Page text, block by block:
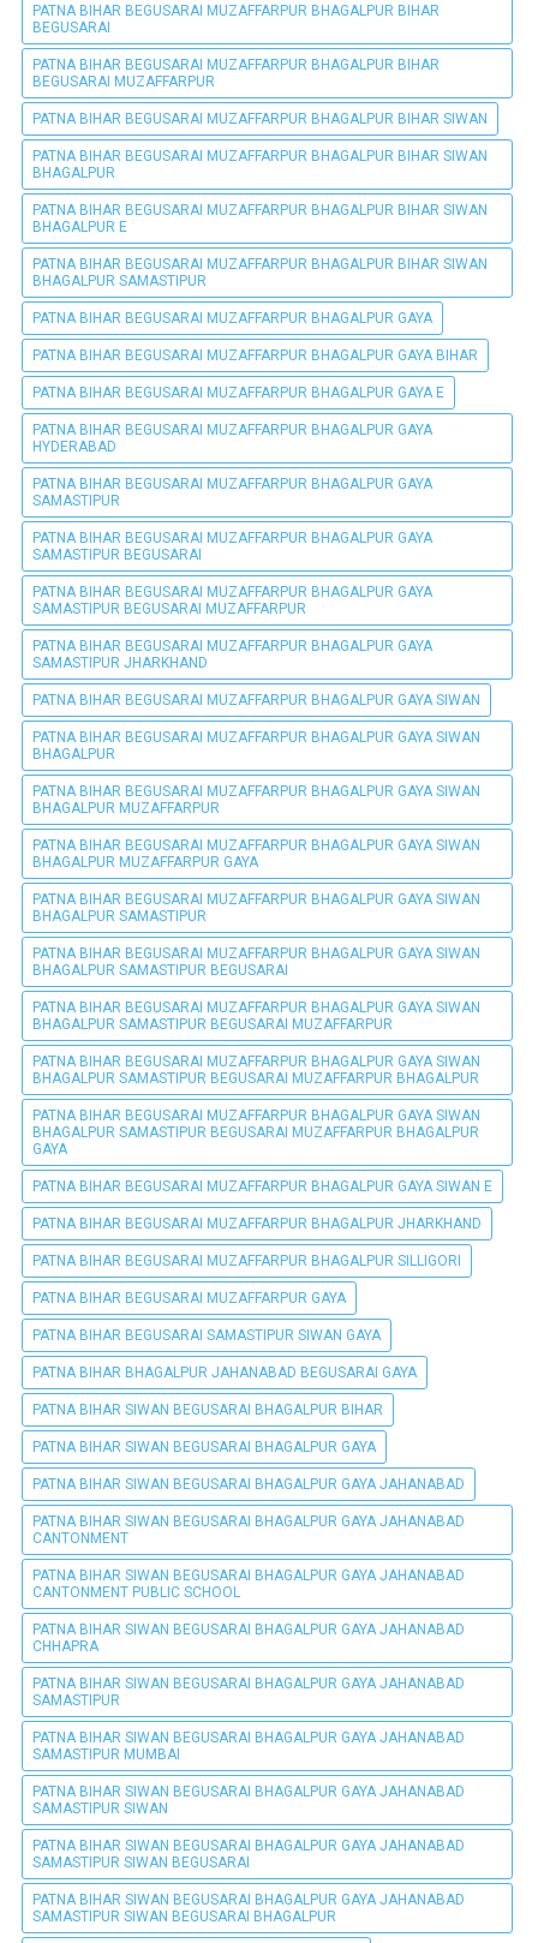
PATNA BIHAR BEGUSARAI MUZAFFARPUR BHAGALPUR BIHAR
BEGUSARAI
PATNA BIHAR BEGUSARAI MUZAFFARPUR BHAGALPUR BIHAR
BEGUSARAI MUZAFFARPUR
PATNA BIHAR BEGUSARAI MUZAFFARPUR BHAGALPUR BIHAR SIWAN
PATNA BIHAR BEGUSARAI MUZAFFARPUR BHAGALPUR BIHAR SIWAN
BHAGALPUR
PATNA BIHAR BEGUSARAI MUZAFFARPUR BHAGALPUR BIHAR SIWAN
BHAGALPUR E
PATNA BIHAR BEGUSARAI MUZAFFARPUR BHAGALPUR BIHAR SIWAN
BHAGALPUR SAMASTIPUR
PATNA BIHAR BEGUSARAI MUZAFFARPUR BHAGALPUR GAYA
PATNA BIHAR BEGUSARAI MUZAFFARPUR BHAGALPUR GAYA BIHAR
PATNA BIHAR BEGUSARAI MUZAFFARPUR BHAGALPUR GAYA E
PATNA BIHAR BEGUSARAI MUZAFFARPUR BHAGALPUR GAYA
HYDERABAD
PATNA BIHAR BEGUSARAI MUZAFFARPUR BHAGALPUR GAYA
SAMASTIPUR
PATNA BIHAR BEGUSARAI MUZAFFARPUR BHAGALPUR GAYA
SAMASTIPUR BEGUSARAI
PATNA BIHAR BEGUSARAI MUZAFFARPUR BHAGALPUR GAYA
SAMASTIPUR BEGUSARAI MUZAFFARPUR
PATNA BIHAR BEGUSARAI MUZAFFARPUR BHAGALPUR GAYA
SAMASTIPUR JHARKHAND
PATNA BIHAR BEGUSARAI MUZAFFARPUR BHAGALPUR GAYA SIWAN
PATNA BIHAR BEGUSARAI MUZAFFARPUR BHAGALPUR GAYA SIWAN
BHAGALPUR
PATNA BIHAR BEGUSARAI MUZAFFARPUR BHAGALPUR GAYA SIWAN
BHAGALPUR MUZAFFARPUR
PATNA BIHAR BEGUSARAI MUZAFFARPUR BHAGALPUR GAYA SIWAN
BHAGALPUR MUZAFFARPUR GAYA
PATNA BIHAR BEGUSARAI MUZAFFARPUR BHAGALPUR GAYA SIWAN
BHAGALPUR SAMASTIPUR
PATNA BIHAR BEGUSARAI MUZAFFARPUR BHAGALPUR GAYA SIWAN
BHAGALPUR SAMASTIPUR BEGUSARAI
PATNA BIHAR BEGUSARAI MUZAFFARPUR BHAGALPUR GAYA SIWAN
BHAGALPUR SAMASTIPUR BEGUSARAI MUZAFFARPUR
PATNA BIHAR BEGUSARAI MUZAFFARPUR BHAGALPUR GAYA SIWAN
BHAGALPUR SAMASTIPUR BEGUSARAI MUZAFFARPUR BHAGALPUR
PATNA BIHAR BEGUSARAI MUZAFFARPUR BHAGALPUR GAYA SIWAN
BHAGALPUR SAMASTIPUR BEGUSARAI MUZAFFARPUR BHAGALPUR
GAYA
PATNA BIHAR BEGUSARAI MUZAFFARPUR BHAGALPUR GAYA SIWAN E
PATNA BIHAR BEGUSARAI MUZAFFARPUR BHAGALPUR JHARKHAND
PATNA BIHAR BEGUSARAI MUZAFFARPUR BHAGALPUR SILLIGORI
PATNA BIHAR BEGUSARAI MUZAFFARPUR GAYA
PATNA BIHAR BEGUSARAI SAMASTIPUR SIWAN GAYA
PATNA BIHAR BHAGALPUR JAHANABAD BEGUSARAI GAYA
PATNA BIHAR SIWAN BEGUSARAI BHAGALPUR BIHAR
PATNA BIHAR SIWAN BEGUSARAI BHAGALPUR GAYA
PATNA BIHAR SIWAN BEGUSARAI BHAGALPUR GAYA JAHANABAD
PATNA BIHAR SIWAN BEGUSARAI BHAGALPUR GAYA JAHANABAD
CANTONMENT
PATNA BIHAR SIWAN BEGUSARAI BHAGALPUR GAYA JAHANABAD
CANTONMENT PUBLIC SCHOOL
PATNA BIHAR SIWAN BEGUSARAI BHAGALPUR GAYA JAHANABAD
CHHAPRA
PATNA BIHAR SIWAN BEGUSARAI BHAGALPUR GAYA JAHANABAD
SAMASTIPUR
PATNA BIHAR SIWAN BEGUSARAI BHAGALPUR GAYA JAHANABAD
SAMASTIPUR MUMBAI
PATNA BIHAR SIWAN BEGUSARAI BHAGALPUR GAYA JAHANABAD
SAMASTIPUR SIWAN
PATNA BIHAR SIWAN BEGUSARAI BHAGALPUR GAYA JAHANABAD
SAMASTIPUR SIWAN BEGUSARAI
PATNA BIHAR SIWAN BEGUSARAI BHAGALPUR GAYA JAHANABAD
SAMASTIPUR SIWAN BEGUSARAI BHAGALPUR